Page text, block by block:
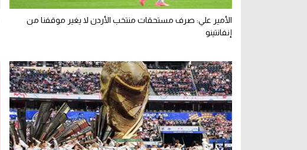
الأمير علي: صرف مستحقات منتخب الأردن لا يغير موقفنا من
إنفانتينو